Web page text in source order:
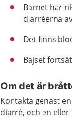
Barnet har
diarréerna
Det finns
Bajset
Om det är
Kontakta genast
diarré, och en